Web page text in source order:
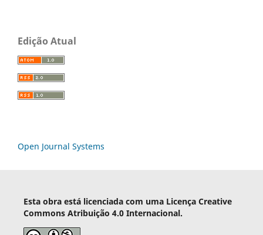
Edição Atual
Open Journal Systems
Esta obra está licenciada com uma Licença Creative
Commons Atribuição 4.0 Internacional.